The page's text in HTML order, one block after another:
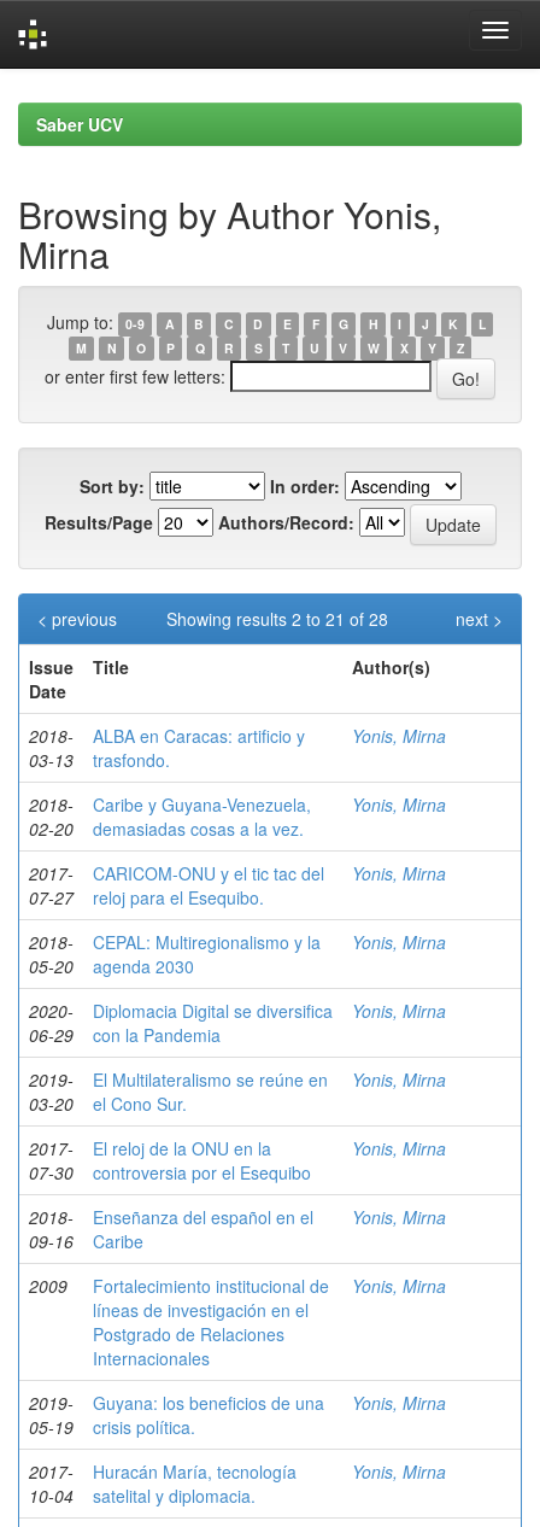
navigationSaber UCV
Browsing by Author Yonis,
Mirna
Jump to: 0-9 A B C D E F G H I J K
L
M
N O P Q R S T U V W X Y Z
or enter first few letters:
Sort by:
In order:
Results/Page
Authors/Record:
Showing results 2 to 21 of 28
< previous
next >
Issue
Date
Title Author(s)
2018-
03-13
ALBA en Caracas: artificio y
trasfondo.
Yonis, Mirna
2018-
02-20
Caribe y Guyana-Venezuela,
demasiadas cosas a la vez.
Yonis, Mirna
2017-
07-27
CARICOM-ONU y el tic tac del
reloj para el Esequibo.
Yonis, Mirna
2018-
05-20
CEPAL: Multiregionalismo y la
agenda 2030
Yonis, Mirna
2020-
06-29
Diplomacia Digital se diversifica
con la Pandemia
Yonis, Mirna
2019-
03-20
El Multilateralismo se reúne en
el Cono Sur.
Yonis, Mirna
2017-
07-30
El reloj de la ONU en la
controversia por el Esequibo
Yonis, Mirna
2018-
09-16
Enseñanza del español en el
Caribe
Yonis, Mirna
2009
Fortalecimiento institucional de
líneas de investigación en el
Postgrado de Relaciones
Internacionales
Yonis, Mirna
2019-
05-19
Guyana: los beneficios de una
crisis política.
Yonis, Mirna
2017-
10-04
Huracán María, tecnología
satelital y diplomacia.
Yonis, Mirna